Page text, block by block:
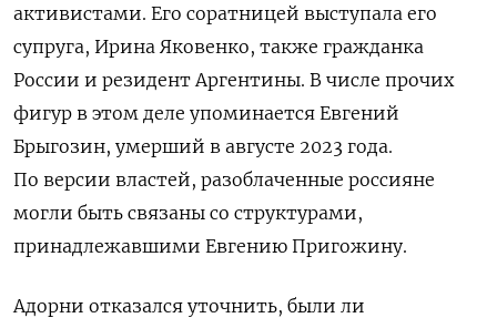
активистами. Его соратницей выступала его
супруга, Ирина Яковенко, также гражданка
России и резидент Аргентины. В числе прочих
фигур в этом деле упоминается Евгений
Брыгозин, умерший в августе 2023 года.
По версии властей, разоблаченные россияне
могли быть связаны со структурами,
принадлежавшими Евгению Пригожину.
Адорни отказался уточнить, были ли